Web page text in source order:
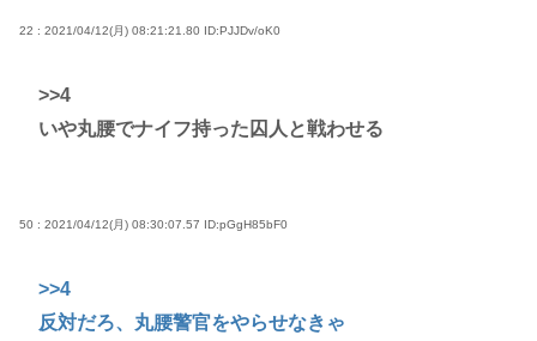
22 : 2021/04/12(月) 08:21:21.80 ID:PJJDv/oK0
>>4
いや丸腰でナイフ持った囚人と戦わせる
50 : 2021/04/12(月) 08:30:07.57 ID:pGgH85bF0
>>4
反対だろ、丸腰警官をやらせなきゃ